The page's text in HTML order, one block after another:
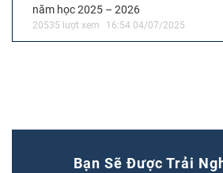
năm học 2025 – 2026
20535 lượt xem 16:54 04/07/2025
Bạn Sẽ Được Trải